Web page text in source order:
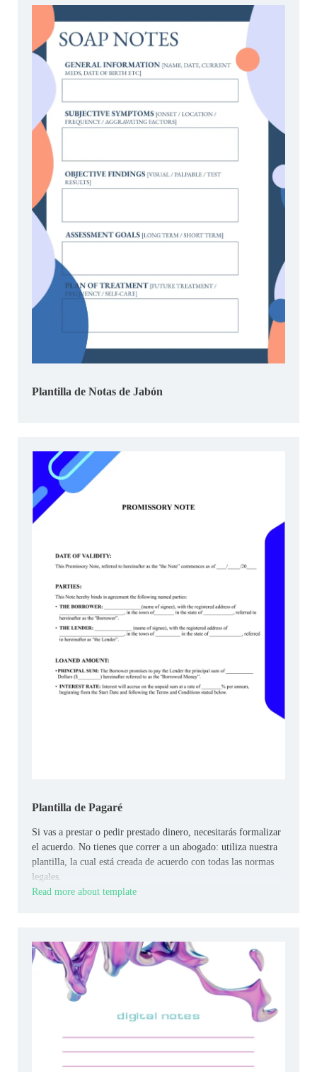
Plantilla de Notas de Jabón
Plantilla de Pagaré
Si vas a prestar o pedir prestado dinero, necesitarás formalizar
el acuerdo. No tienes que correr a un abogado: utiliza nuestra
plantilla, la cual está creada de acuerdo con todas las normas
legales.
Read more about template